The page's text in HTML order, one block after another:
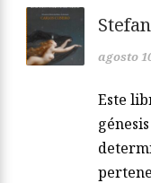
agosto
Este